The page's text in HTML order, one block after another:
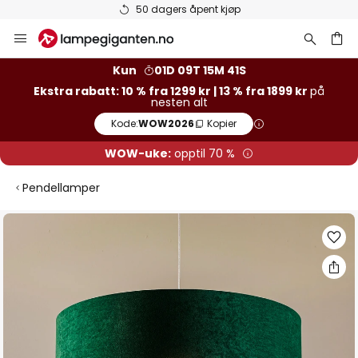
50 dagers åpent kjøp
Hopp
til
Kun
01D 09T 15M 41S
Ekstra rabatt: 10 % fra 1299 kr | 13 % fra 1899 kr på
nesten alt
Kode:WOW2026 Kopier
WOW-uke: opptil 70 %
Pendellamper
Gå
bildegalleri